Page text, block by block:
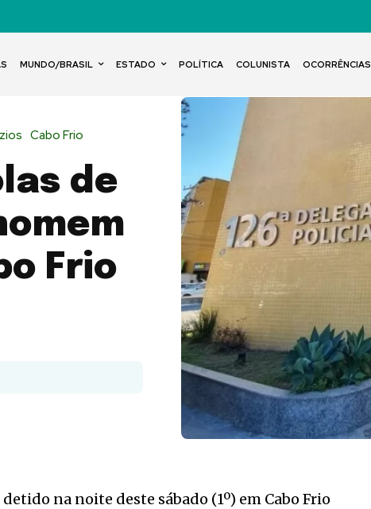
MUNDO/BRASIL ESTADO POLÍTICA COLUNISTA OCORRÊNCIAS
Cabo Frio
de
Frio
na noite deste sábado (1º) em Cabo Frio